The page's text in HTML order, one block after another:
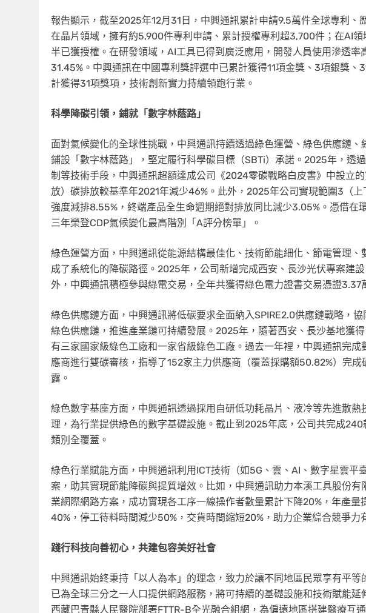
報告顯示，截至2025年12月31日，中興通訊累計申請9.5萬件全球專利、
在晶片領域，擁有約5,900件專利申請、累計授權專利超3,700件；在AI
半已獲授權。在研發領域，AI工具已得到廣泛應用，開發人員使用滲透率
31.45%。中興通訊在中國專利獎評選中已累計獲得11項金獎、3項銀獎
計獲得31項獎項，技術創新實力持續領跑行業。
科學降碳引領，鋪就「數字林蔭路」
面對氣候變化的全球性挑戰，中興通訊持續透過綠色運營、綠色供應鏈
鋪設「數字林蔭路」，堅定履行科學碳目標（SBTi）承諾。2025年，透
制等技術手段，中興通訊超額達成公司《2024零碳戰略白皮書》中設立
放）碳排放較基準年2021年減少46%。此外，2025年公司實現範圍3（
強度減排8.55%，終端產品全生命週期絕對排放同比減少3.05%。憑借在
三年榮登CDP氣候變化最高階別「A評分榜單」。
綠色運營方面，中興通訊從能源結構最佳化、技術節能細化、節電管理
成了系統化的降碳路徑。2025年，公司新增完成西安、長沙光伏專案建
外，中興通訊積極參與綠電交易，全年共獲得綠色電力證書交易憑證3.37
綠色供應鏈方面，中興通訊將低碳要求全面納入SPIRE2.0供應鏈戰略，
綠色供應鏈，推進產業鏈可持續發展。2025年，隨著西安、長沙基地獲
有三家國家級綠色工廠和一家省級綠色工廠。過去一年裡，中興通訊完
應商進行雙碳審核，指導了152家主力供應商（覆蓋採購額50.82%）完
露。
綠色數字基座方面，中興通訊透過採用自研低功耗晶片、液冷等先進散
理，為行業提供綠色的數字基礎設施。截止到2025年底，公司共完成
類別全覆蓋。
綠色行業賦能方面，中興通訊利用ICT技術（如5G、雲、AI、數字星雲平
案，助其實現節能降碳與提質增效。比如，中興通訊助力本溪工具股份
業網際網路方案，成功實現各工序一線操作者數量累計下降20%，年產量
40%，停工待料時間減少50%，交貨時間縮短20%，助力企業綜合競爭力
踐行科技向善初心，共建包容美好社會
中興通訊始終秉持「以人為本」的理念，致力於讓不同地區民眾享有平
已為全球三分之一人口提供網路服務，將可持續的基礎設施和技術賦能
西藏巴青縣人民醫院部署FTTR-B全光融合組網，為偏遠地區搭建醫療互